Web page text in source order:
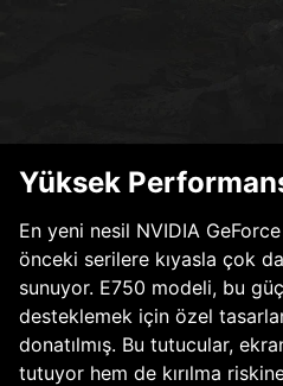
Yüksek
En yeni nesil NVIDIA
önceki serilere kıyasla çok
sunuyor. E750 modeli, bu
desteklemek için özel
donatılmış. Bu tutucular,
tutuyor hem de kırılma